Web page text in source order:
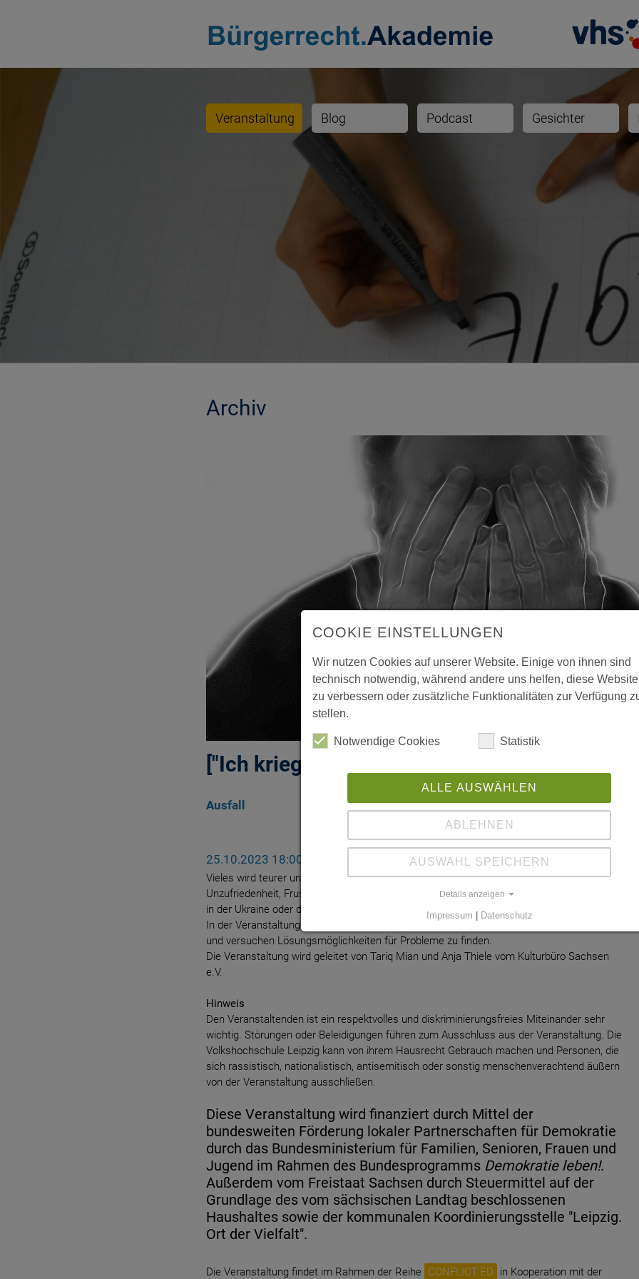
Veranstaltung Blog Podcast Gesichter
Archiv
["Ich krieg die Krise!"] Ausfall
Ausfall
25.10.2023 18:00 Uhr Volkshochschule Leipzig
Vieles wird teurer und Menschen fragen sich, wie sie vieles bezahlen sollen. Das führt zu
Unzufriedenheit, Frust und manchmal sogar Verzweiflung. Hängt das noch mit dem Krieg
in der Ukraine oder der Energiekrise zusammen? Und wie kann man damit umgehen?
In der Veranstaltung wollen wir über Zusammenhänge diskutieren, unseren Unmut teilen
und versuchen Lösungsmöglichkeiten für Probleme zu finden.
Die Veranstaltung wird geleitet von Tariq Mian und Anja Thiele vom Kulturbüro Sachsen
e.V.
Hinweis
Den Veranstaltenden ist ein respektvolles und diskriminierungsfreies Miteinander sehr
wichtig. Störungen oder Beleidigungen führen zum Ausschluss aus der Veranstaltung. Die
Volkshochschule Leipzig kann von ihrem Hausrecht Gebrauch machen und Personen, die
sich rassistisch, nationalistisch, antisemitisch oder sonstig menschenverachtend äußern
von der Veranstaltung ausschließen.
Diese Veranstaltung wird finanziert durch Mittel der
bundesweiten Förderung lokaler Partnerschaften für Demokratie
durch das Bundesministerium für Familien, Senioren, Frauen und
Jugend im Rahmen des Bundesprogramms Demokratie leben!.
Außerdem vom Freistaat Sachsen durch Steuermittel auf der
Grundlage des vom sächsischen Landtag beschlossenen
Haushaltes sowie der kommunalen Koordinierungsstelle "Leipzig.
Ort der Vielfalt".
Die Veranstaltung findet im Rahmen der Reihe CONFLICT:ED in Kooperation mit der
COOKIE EINSTELLUNGEN
Wir nutzen Cookies auf unserer Website. Einige von ihnen sind
technisch notwendig, während andere uns helfen, diese Website
zu verbessern oder zusätzliche Funktionalitäten zur Verfügung
stellen.
Notwendige Cookies Statistik
ALLE AUSWÄHLEN
ABLEHNEN
AUSWAHL SPEICHERN
Details anzeigen
Impressum | Datenschutz